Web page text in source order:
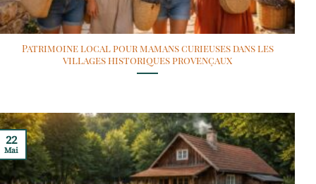
Patrimoine local pour mamans curieuses dans les
villages historiques provençaux
22
Mai